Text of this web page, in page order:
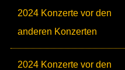
2024 Konzerte vor den
anderen Konzerten
2024 Konzerte vor den